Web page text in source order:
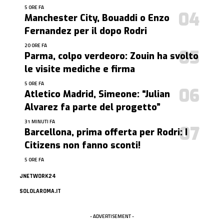
5 ORE FA
Manchester City, Bouaddi o Enzo
Fernandez per il dopo Rodri
20 ORE FA
Parma, colpo verdeoro: Zouin ha svolto
le visite mediche e firma
5 ORE FA
Atletico Madrid, Simeone: “Julian
Alvarez fa parte del progetto”
31 MINUTI FA
Barcellona, prima offerta per Rodri: I
Citizens non fanno sconti!
5 ORE FA
JNETWORK24
SOLOLAROMA.IT
- ADVERTISEMENT -